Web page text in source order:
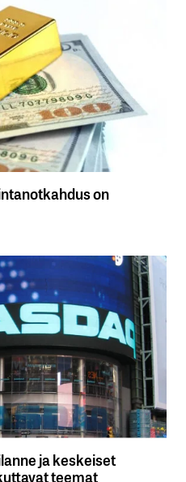
on
ja keskeiset
teemat